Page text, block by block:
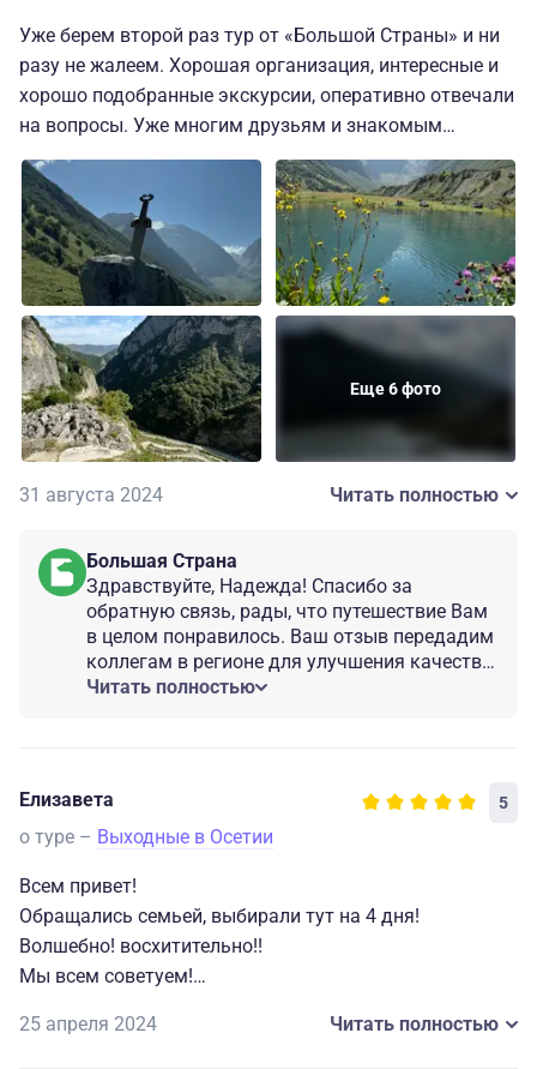
понравилась, но, конечно, всегда хочется больше.
Увидела кучу интересных мест, испила воды из разных
родников, зарядилась энергией. Обязательно поеду во
Владикавказ еще. Я осталась очень довольна.
Уже берем второй раз тур от «Большой Страны» и ни
разу не жалеем. Хорошая организация, интересные и
хорошо подобранные экскурсии, оперативно отвечали
на вопросы. Уже многим друзьям и знакомым
посоветовали. Очень советую побывать в Осетии.
Немного подвел отель «Кадгарон», не советуем туда
заселяться - уже «уставший» отель, лучше чуть
доплатить за другой.
Еще 6 фото
31 августа 2024 Читать полностью
Большая Страна
Здравствуйте, Надежда! Спасибо за
обратную связь, рады, что путешествие Вам
в целом понравилось. Ваш отзыв передадим
коллегам в регионе для улучшения качества
организации тура. Проведем работу. Будем
Читать полностью
Елизавета 5
о туре – Выходные в Осетии
Всем привет!
Обращались семьей, выбирали тут на 4 дня!
Волшебно! восхитительно!!
Мы всем советуем!
Работа, знание экскурсоводов это нечто. Они с такой
25 апреля 2024 Читать полностью